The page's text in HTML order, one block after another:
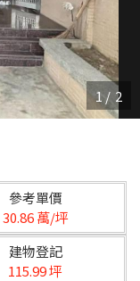
屋限量釋出
好屋限量釋出
參考單價
30.86 萬/坪
建物登記
115.99 坪